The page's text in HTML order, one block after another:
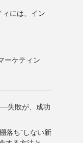
ィには、イン
ーケティン
失敗が、成功
落ち”しない新